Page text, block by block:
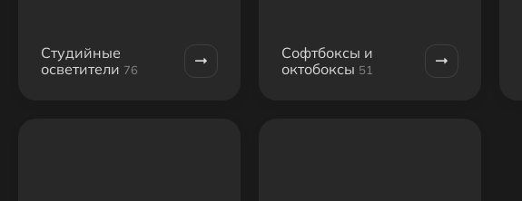
Студийные
осветители 76
Софтбоксы и
октобоксы 51